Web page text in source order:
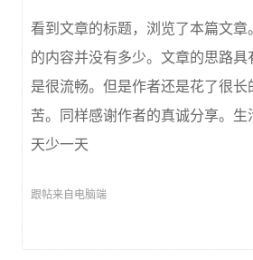
看到文章的标题，浏览了本篇文章
的内容并没有多少。文章的思路具
是很流畅。但是作者还是花了很长
苦。同样感谢作者的真诚分享。生
天少一天
跟帖来自电脑端